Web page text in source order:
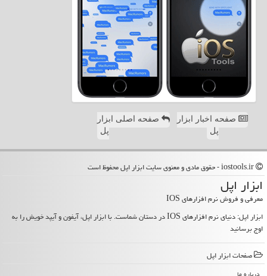
صفحه اخبار ابزار
پل
صفحه اصلی ابزار
پل
ابزار اپل
معرفی و فروش نرم افزارهای IOS
ابزار اپل: دنیای نرم افزارهای IOS در دستان شماست. با ابزار اپل، آیفون و آیپد خویش را به
اوج برسانید
صفحات ابزار اپل